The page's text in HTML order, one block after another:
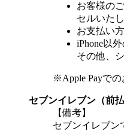
お客様の
セルいたし
お支払い
iPhone以
その他、
※Apple Payで
セブンイレブン（前払
【備考】
セブンイレブン